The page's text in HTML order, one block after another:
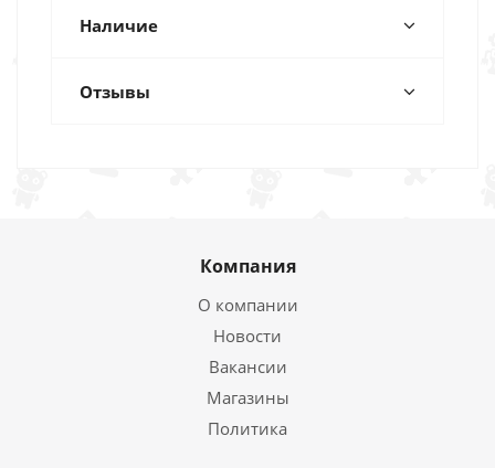
Наличие
Отзывы
Компания
О компании
Новости
Вакансии
Магазины
Политика